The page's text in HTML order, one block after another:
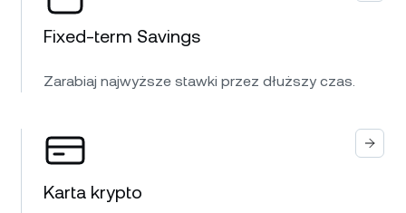
Fixed-term Savings
Zarabiaj najwyższe stawki przez dłuższy czas.
Karta krypto